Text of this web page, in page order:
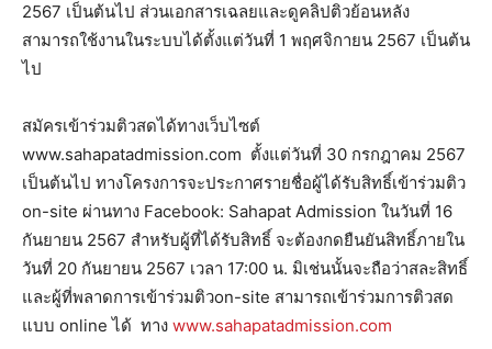
2567 เป็นต้นไป ส่วนเอกสารเฉลยและดูคลิปติวย้อนหลัง
สามารถใช้งานในระบบได้ตั้งแต่วันที่ 1 พฤศจิกายน 2567 เป็นต้น
ไป
สมัครเข้าร่วมติวสดได้ทางเว็บไซต์
www.sahapatadmission.com ตั้งแต่วันที่ 30 กรกฎาคม 2567
เป็นต้นไป ทางโครงการจะประกาศรายชื่อผู้ได้รับสิทธิ์เข้าร่วมติว
on-site ผ่านทาง Facebook: Sahapat Admission ในวันที่ 16
กันยายน 2567 สำหรับผู้ที่ได้รับสิทธิ์ จะต้องกดยืนยันสิทธิ์ภายใน
วันที่ 20 กันยายน 2567 เวลา 17:00 น. มิเช่นนั้นจะถือว่าสละสิทธิ์
และผู้ที่พลาดการเข้าร่วมติวon-site สามารถเข้าร่วมการติวสด
แบบ online ได้ ทาง www.sahapatadmission.com